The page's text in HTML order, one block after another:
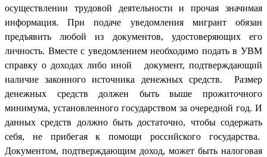
осуществлении трудовой деятельности и прочая значимая
информация. При подаче уведомления мигрант обязан
предъявить любой из документов, удостоверяющих его
личность. Вместе с уведомлением необходимо подать в УВМ
справку о доходах либо иной документ, подтверждающий
наличие законного источника денежных средств. Размер
денежных средств должен быть выше прожиточного
минимума, установленного государством за очередной год. И
данных средств должно быть достаточно, чтобы содержать
себя, не прибегая к помощи российского государства.
Документом, подтверждающим доход, может быть налоговая